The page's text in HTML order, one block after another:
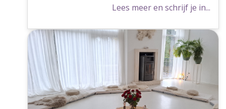
Lees meer en schrijf je in...